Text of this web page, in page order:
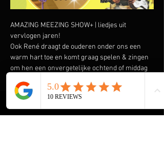
AMAZING MEEZING SHOW+ | liedjes uit
vervlogen jaren!
Ook René draagt de ouderen onder ons een
warm hart toe en komt graag spelen & zingen
om hen een onvergetelijke ochtend of middag
MEEZING SHOW+ samengesteld met liedjes uit
vervlogen tijden.  Liedjes van onder andere
Wim Sonneveld, Ja Zuster Nee Zuster, Rob de